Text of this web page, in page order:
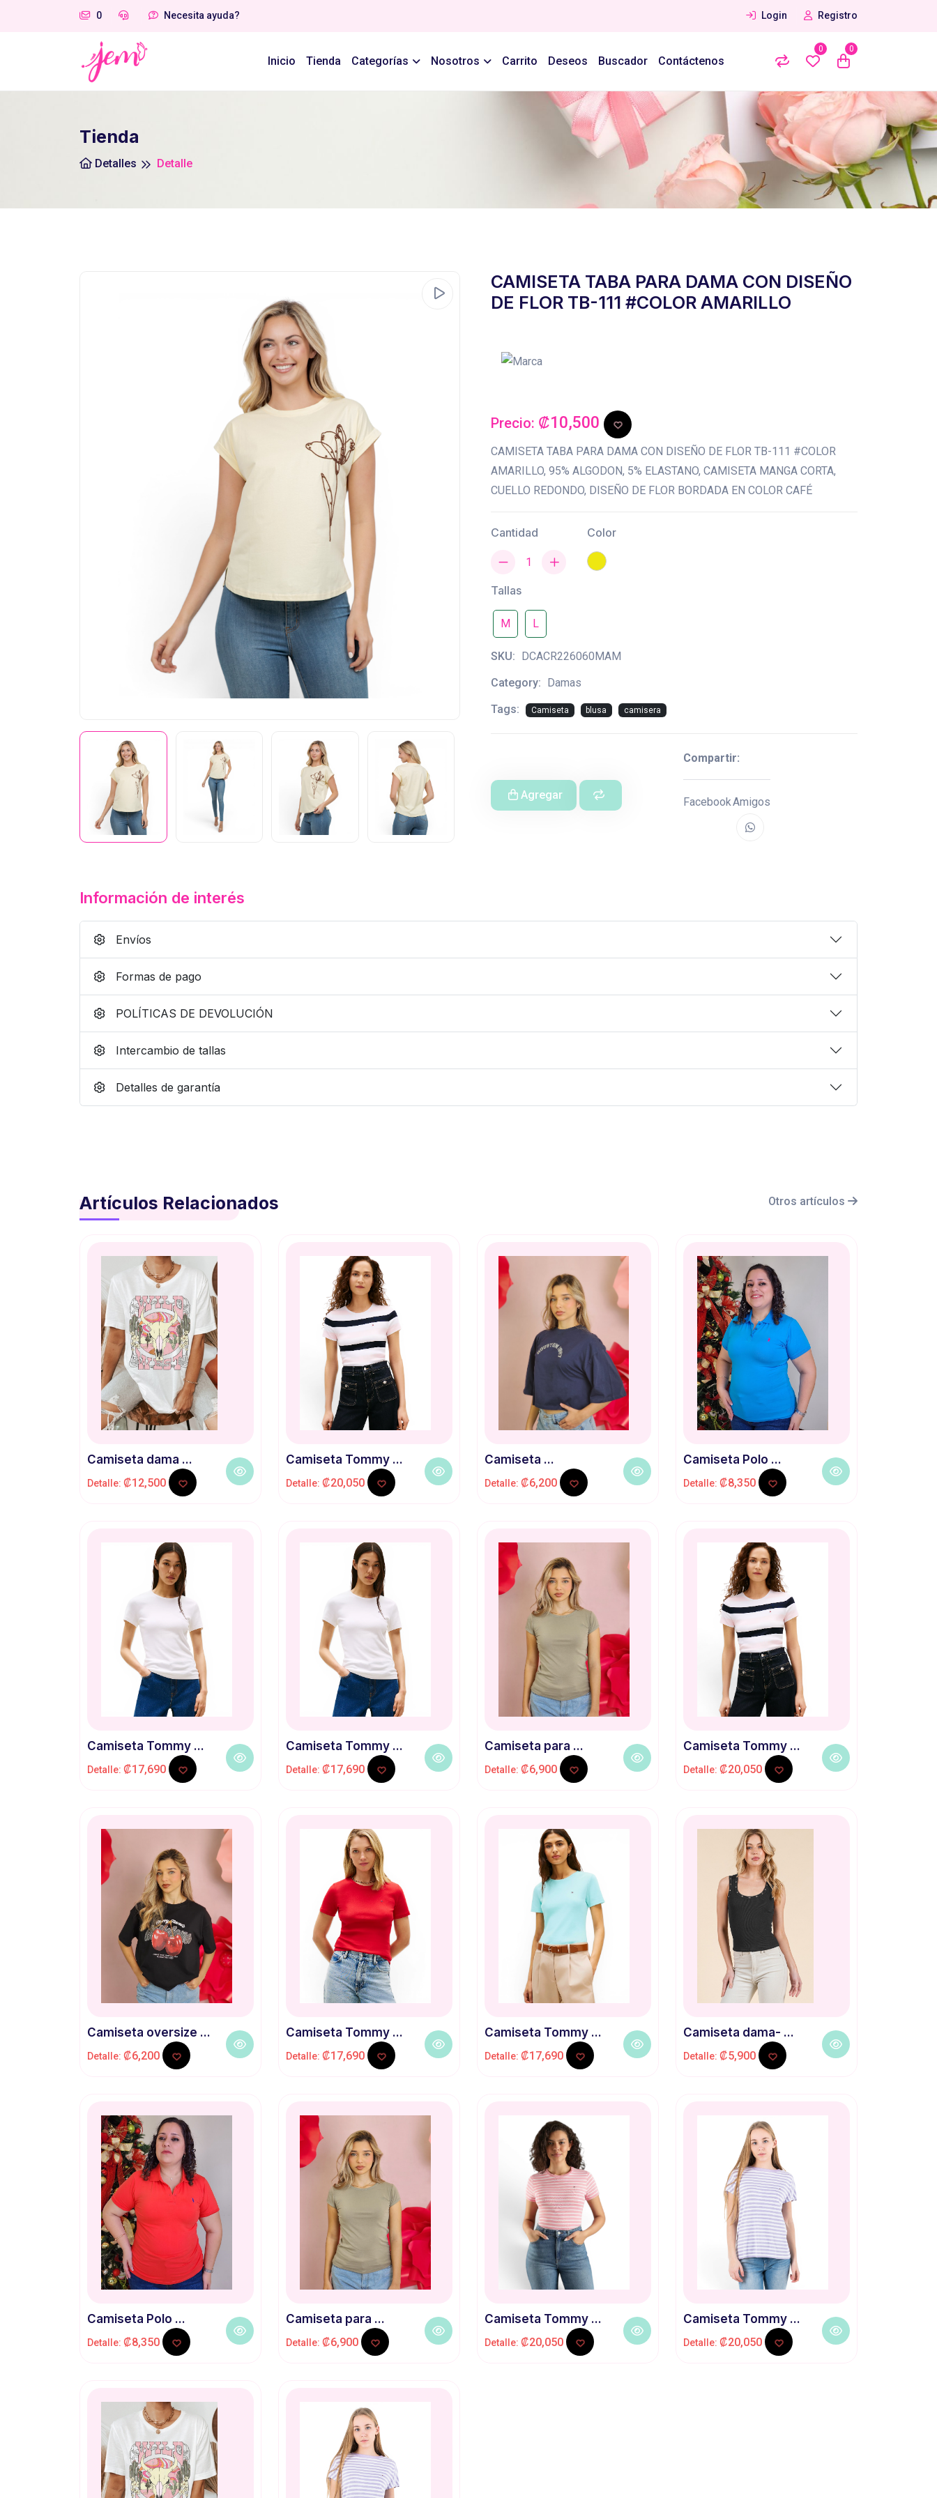
0 Necesita ayuda? Login Registro
Inicio Tienda Categorías Nosotros Carrito Deseos Buscador Contáctenos
0 0
Tienda
Detalles Detalle
CAMISETA TABA PARA DAMA CON DISEÑO
DE FLOR TB-111 #COLOR AMARILLO
Precio: ₡10,500
CAMISETA TABA PARA DAMA CON DISEÑO DE FLOR TB-111 #COLOR
AMARILLO, 95% ALGODON, 5% ELASTANO, CAMISETA MANGA CORTA,
CUELLO REDONDO, DISEÑO DE FLOR BORDADA EN COLOR CAFÉ
Cantidad Color
Tallas
M L
SKU: DCACR226060MAM
Category: Damas
Tags:
Camiseta blusa camisera
Agregar
Compartir:
FacebookAmigos
Información de interés
Envíos
Formas de pago
POLÍTICAS DE DEVOLUCIÓN
Intercambio de tallas
Detalles de garantía
Artículos Relacionados Otros artículos
Camiseta dama ...
Detalle: ₡12,500
Camiseta Tommy ...
Detalle: ₡20,050
Camiseta ...
Detalle: ₡6,200
Camiseta Polo ...
Detalle: ₡8,350
Camiseta Tommy ...
Detalle: ₡17,690
Camiseta Tommy ...
Detalle: ₡17,690
Camiseta para ...
Detalle: ₡6,900
Camiseta Tommy ...
Detalle: ₡20,050
Camiseta oversize ...
Detalle: ₡6,200
Camiseta Tommy ...
Detalle: ₡17,690
Camiseta Tommy ...
Detalle: ₡17,690
Camiseta dama- ...
Detalle: ₡5,900
Camiseta Polo ...
Detalle: ₡8,350
Camiseta para ...
Detalle: ₡6,900
Camiseta Tommy ...
Detalle: ₡20,050
Camiseta Tommy ...
Detalle: ₡20,050